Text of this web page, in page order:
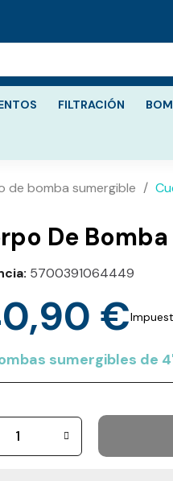
FILTRACIÓN
de bomba sumergible
De
5700391064449
€
sumergibles de